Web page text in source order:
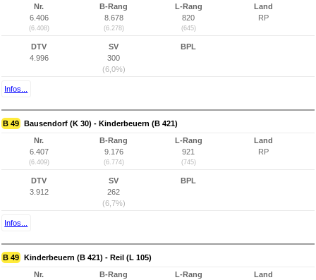
Nr.
6.406
(6.408)
B-Rang
8.678
(6.278)
L-Rang
820
(645)
Land
RP
DTV
4.996
SV
300
(6,0%)
BPL
Infos...
B 49 Bausendorf (K 30) - Kinderbeuern (B 421)
Nr.
6.407
(6.409)
B-Rang
9.176
(6.774)
L-Rang
921
(745)
Land
RP
DTV
3.912
SV
262
(6,7%)
BPL
Infos...
B 49 Kinderbeuern (B 421) - Reil (L 105)
Nr.
B-Rang
L-Rang
Land